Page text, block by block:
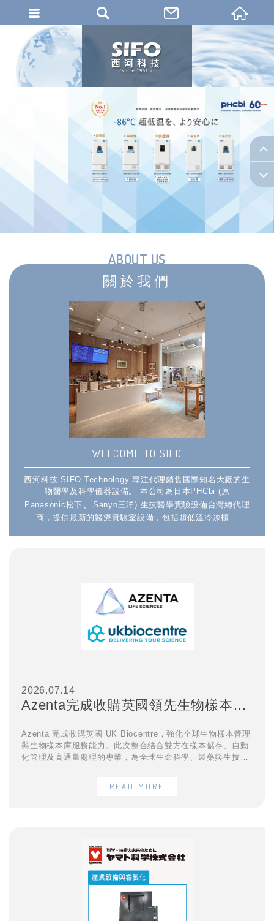
ABOUT US
關於我們
WELCOME TO SIFO
西河科技 SIFO Technology 專注代理銷售國際知名大廠的生
物醫學及科學儀器設備。 本公司為日本PHCbi (原
Panasonic松下
Sanyo三洋) 生技醫學實驗設備台灣總代理
商，提供最新的醫療實驗室設備，包括超低溫冷凍櫃...
2026.07.14
Azenta完成收購英國領先生物樣本管理商UK Biocentre，擴大全球生物樣本庫服務版圖
Azenta 完成收購英國 UK Biocentre，強化全球生物樣本管理
與生物樣本庫服務能力。此次整合結合雙方在樣本儲存、自動
化管理及高通量處理的專業，為全球生命科學、製藥與生技產
READ MORE